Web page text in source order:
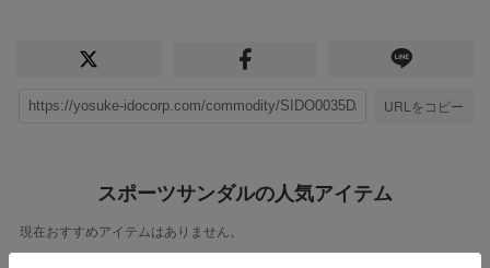
URLをコピー
スポーツサンダルの人気アイテム
現在おすすめアイテムはありません。